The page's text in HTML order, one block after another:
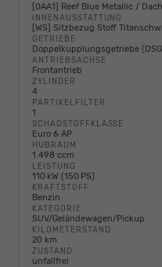
[0AA1] Reef Blue Metallic /
INNENAUSSTATTUNG
[WS] Sitzbezug Stoff
GETRIEBE
Doppelkupplungsgetriebe
ANTRIEBSACHSE
Frontantrieb
ZYLINDER
4
PARTIKELFILTER
1
SCHADSTOFFKLASSE
Euro 6 AP
HUBRAUM
1.498 ccm
LEISTUNG
110 kW (150 PS)
KRAFTSTOFF
Benzin
KATEGORIE
SUV/Geländewagen/Pickup
KILOMETERSTAND
20 km
ZUSTAND
unfallfrei